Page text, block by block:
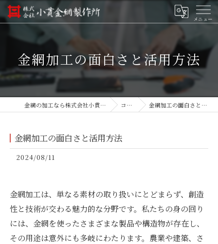
金網加工の面白さと活用方法
金網の加工なら株式会社小貫金網製作所 コラム 金網加工の面白さと活用方法
金網加工の面白さと活用方法
2024/08/11
金網加工は、単なる素材の取り扱いにとどまらず、創造
性と技術が交わる魅力的な分野です。私たちの身の回り
には、金網を使ったさまざまな製品や構造物が存在し、
その用途は意外にも多岐にわたります。農業や建築、さ